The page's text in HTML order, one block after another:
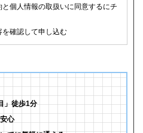
と個人情報の取扱いに同意するにチ
を確認して申し込む
」徒歩1分
心